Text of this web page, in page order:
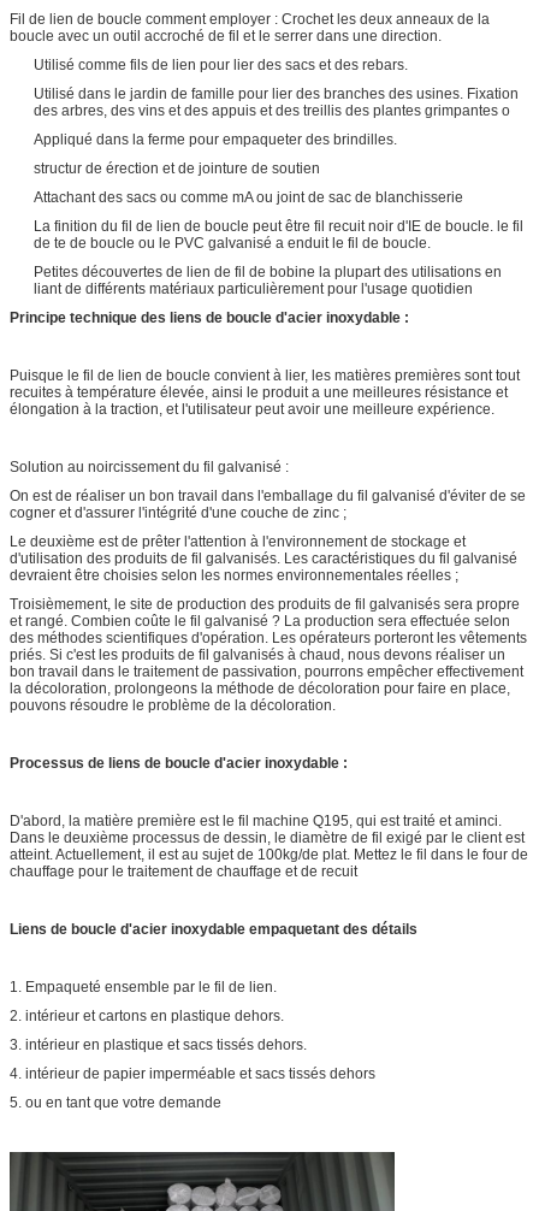
Fil de lien de boucle comment employer : Crochet les deux anneaux de la
boucle avec un outil accroché de fil et le serrer dans une direction.
Utilisé comme fils de lien pour lier des sacs et des rebars.
Utilisé dans le jardin de famille pour lier des branches des usines. Fixation
des arbres, des vins et des appuis et des treillis des plantes grimpantes o
Appliqué dans la ferme pour empaqueter des brindilles.
structur de érection et de jointure de soutien
Attachant des sacs ou comme mA ou joint de sac de blanchisserie
La finition du fil de lien de boucle peut être fil recuit noir d'IE de boucle. le fil
de te de boucle ou le PVC galvanisé a enduit le fil de boucle.
Petites découvertes de lien de fil de bobine la plupart des utilisations en
liant de différents matériaux particulièrement pour l'usage quotidien
Principe technique des liens de boucle d'acier inoxydable :
Puisque le fil de lien de boucle convient à lier, les matières premières sont tout
recuites à température élevée, ainsi le produit a une meilleures résistance et
élongation à la traction, et l'utilisateur peut avoir une meilleure expérience.
Solution au noircissement du fil galvanisé :
On est de réaliser un bon travail dans l'emballage du fil galvanisé d'éviter de se
cogner et d'assurer l'intégrité d'une couche de zinc ;
Le deuxième est de prêter l'attention à l'environnement de stockage et
d'utilisation des produits de fil galvanisés. Les caractéristiques du fil galvanisé
devraient être choisies selon les normes environnementales réelles ;
Troisièmement, le site de production des produits de fil galvanisés sera propre
et rangé. Combien coûte le fil galvanisé ? La production sera effectuée selon
des méthodes scientifiques d'opération. Les opérateurs porteront les vêtements
priés. Si c'est les produits de fil galvanisés à chaud, nous devons réaliser un
bon travail dans le traitement de passivation, pourrons empêcher effectivement
la décoloration, prolongeons la méthode de décoloration pour faire en place,
pouvons résoudre le problème de la décoloration.
Processus de liens de boucle d'acier inoxydable :
D'abord, la matière première est le fil machine Q195, qui est traité et aminci.
Dans le deuxième processus de dessin, le diamètre de fil exigé par le client est
atteint. Actuellement, il est au sujet de 100kg/de plat. Mettez le fil dans le four de
chauffage pour le traitement de chauffage et de recuit
Liens de boucle d'acier inoxydable empaquetant des détails
1. Empaqueté ensemble par le fil de lien.
2. intérieur et cartons en plastique dehors.
3. intérieur en plastique et sacs tissés dehors.
4. intérieur de papier imperméable et sacs tissés dehors
5. ou en tant que votre demande